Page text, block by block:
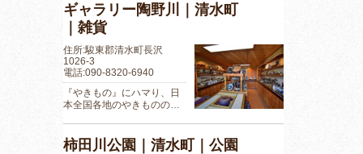
ギャラリー陶野川｜清水町
｜雑貨
住所:駿東郡清水町長沢
1026-3
電話:090-8320-6940
『やきもの』にハマり、日
本全国各地のやきものの…
柿田川公園｜清水町｜公園